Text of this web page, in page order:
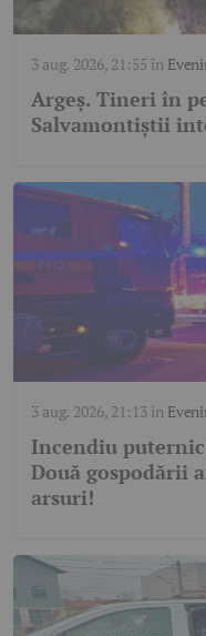
3 aug. 2026, 21:55 în
Argeș. Tineri în
Salvamontiștii
3 aug. 2026, 21:13în
Incendiu
Două gospodării
arsuri!